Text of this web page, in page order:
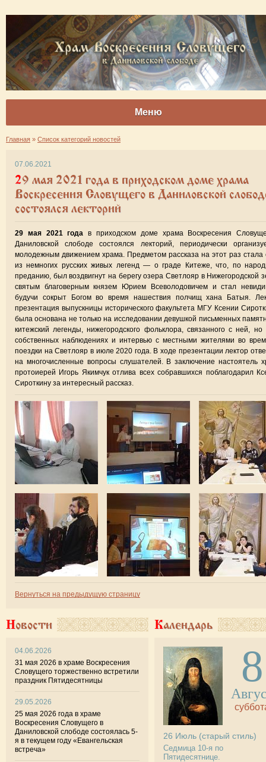
Меню
Главная » Список категорий новостей
07.06.2021
29 мая 2021 года в приходском доме храма
Воскресения Словущего в Даниловской
состоялся лекторий
29 мая 2021 года
в приходском доме храма Воскресения
Даниловской слободе состоялся лекторий, периодически
молодежным движением храма. Предметом рассказа на этот раз стала
из немногих русских живых легенд — о граде Китеже, что, по
преданию, был воздвигнут на берегу озера Светлояр в Нижегородской
святым благоверным князем Юрием Всеволодовичем и стал
будучи сокрыт Богом во время нашествия полчищ хана Батыя.
презентация выпускницы исторического факультета МГУ Ксении
была основана не только на исследовании девушкой письменных
китежский легенды, нижегородского фольклора, связанного с ней,
собственных наблюдениях и интервью с местными жителями во
поездки на Светлояр в июле 2020 года. В ходе презентации лектор
на многочисленные вопросы слушателей. В заключение настоятель
протоиерей Игорь Якимчук отлива всех собравшихся поблагодарил
Сироткину за интересный рассказ.
Вернуться на предыдущую страницу
Новости
04.06.2026
31 мая 2026 в храме Воскресения
Словущего торжественно встретили
праздник Пятидесятницы
29.05.2026
25 мая 2026 года в храме
Воскресения Словущего в
Даниловской слободе состоялась 5-
я в текущем году «Евангельская
встреча»
Календарь
8
26 Июль (старый стиль)
Седмица 10-я по
Пятидесятнице.